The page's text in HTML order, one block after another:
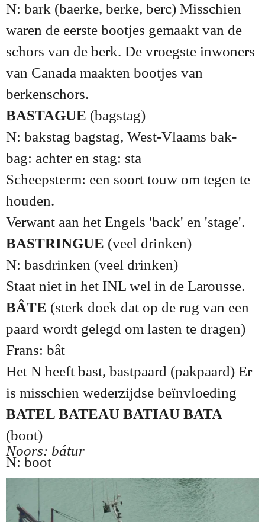
N: bark (baerke, berke, berc) Misschien
waren de eerste bootjes gemaakt van de
schors van de berk. De vroegste inwoners
van Canada maakten bootjes van
berkenschors.
BASTAGUE (bagstag)
N: bakstag bagstag, West-Vlaams bak-
bag: achter en stag: sta
Scheepsterm: een soort touw om tegen te
houden.
Verwant aan het Engels 'back' en 'stage'.
BASTRINGUE (veel drinken)
N: basdrinken (veel drinken)
Staat niet in het INL wel in de Larousse.
BÂTE (sterk doek dat op de rug van een
paard wordt gelegd om lasten te dragen)
Frans: bât
Het N heeft bast, bastpaard (pakpaard) Er
is misschien wederzijdse beïnvloeding
BATEL BATEAU BATIAU BATA
(boot)
Noors: bátur
N: boot